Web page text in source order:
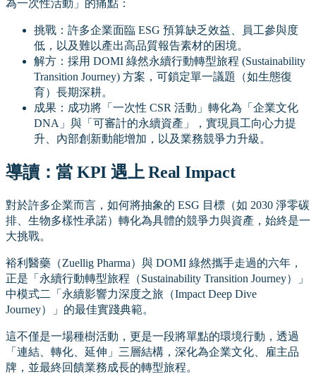
為一次性活動」的痛點：
挑戰：許多企業面臨 ESG 預算缺乏效益、員工參與度
低，以及難以產出高品質報告素材的困境。
解方：採用 DOMI 綠然永續行動轉型旅程 (Sustainability
Transition Journey) 方案，可鎖定單一議題（如生態復
育）長期深耕。
成果：成功將「一次性 CSR 活動」轉化為「企業文化
DNA」與「可審計的永續資產」，實現員工向心力提
升、內部創新動能增加，以及業務競爭力升級。
導讀：當 KPI 遇上 Real Impact
對於許多企業而言，如何將抽象的 ESG 目標（如 2030 淨零碳
排、生物多樣性承諾）轉化為具體的競爭力與資產，始終是一
大挑戰。
裕利醫藥（Zuellig Pharma）與 DOMI 綠然攜手走過的六年，
正是「永續行動轉型旅程（Sustainability Transition Journey）」
中模式二「永續影響力深度之旅（Impact Deep Dive
Journey）」的最佳實踐典範。
這不僅是一場種樹活動，更是一段將單點的環境行動，透過
「連結、轉化、延伸」三層結構，深化為企業文化、雇主品
牌，並最終回饋業務成長的轉型旅程。